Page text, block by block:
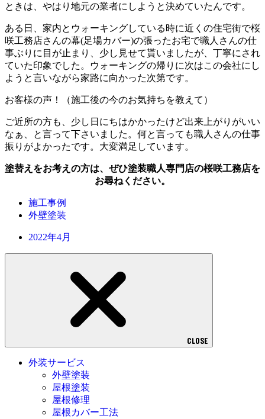
ときは、やはり地元の業者にしようと決めていたんです。
ある日、家内とウォーキングしている時に近くの住宅街で桜
咲工務店さんの幕(足場カバー)の張ったお宅で職人さんの仕
事ぶりに目が止まり、少し見せて貰いましたが、丁寧にされ
ていた印象でした。ウォーキングの帰りに次はこの会社にし
ようと言いながら家路に向かった次第です。
お客様の声！（施工後の今のお気持ちを教えて）
ご近所の方も、少し日にちはかかったけど出来上がりがいい
なぁ、と言って下さいました。何と言っても職人さんの仕事
振りがよかったです。大変満足しています。
塗替えをお考えの方は、ぜひ塗装職人専門店の桜咲工務店を
お尋ねください。
施工事例
外壁塗装
2022年4月
CLOSE
外装サービス
外壁塗装
屋根塗装
屋根修理
屋根カバー工法